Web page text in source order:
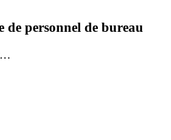
de personnel de bureau